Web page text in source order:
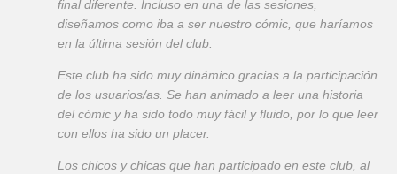
final diferente. Incluso en una de las sesiones,
diseñamos como iba a ser nuestro cómic, que haríamos
en la última sesión del club.
Este club ha sido muy dinámico gracias a la participación
de los usuarios/as. Se han animado a leer una historia
del cómic y ha sido todo muy fácil y fluido, por lo que leer
con ellos ha sido un placer.
Los chicos y chicas que han participado en este club, al